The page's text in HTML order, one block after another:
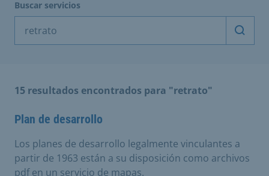
Buscar servicios
15 resultados encontrados para "retrato"
Plan de desarrollo
Los planes de desarrollo legalmente vinculantes a
partir de 1963 están a su disposición como archivos
pdf en un servicio de mapas.